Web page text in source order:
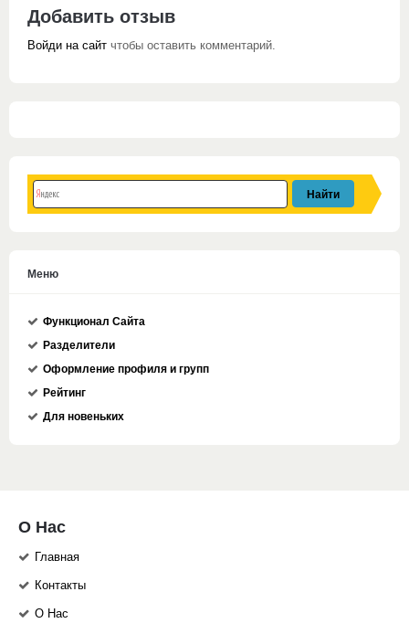
Добавить отзыв
Войди на сайт чтобы оставить комментарий.
Меню
Функционал Сайта
Разделители
Оформление профиля и групп
Рейтинг
Для новеньких
О Нас
Главная
Контакты
О Нас